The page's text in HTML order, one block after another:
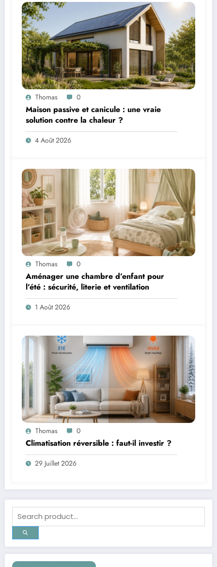
Thomas 0
Maison passive et canicule : une vraie
solution contre la chaleur ?
4 Août 2026
Thomas 0
Aménager une chambre d’enfant pour
l’été : sécurité, literie et ventilation
1 Août 2026
Thomas 0
Climatisation réversible : faut-il investir ?
29 Juillet 2026